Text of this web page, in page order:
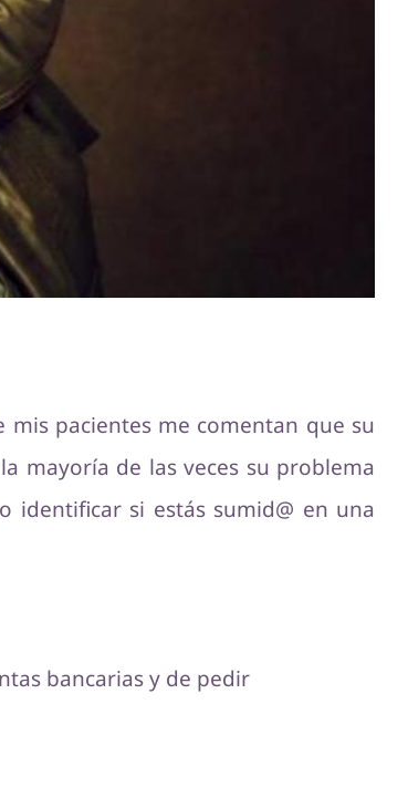
mis pacientes me comentan que su
mayoría de las veces su problema
si estás sumid@ en una
bancarias y de pedir